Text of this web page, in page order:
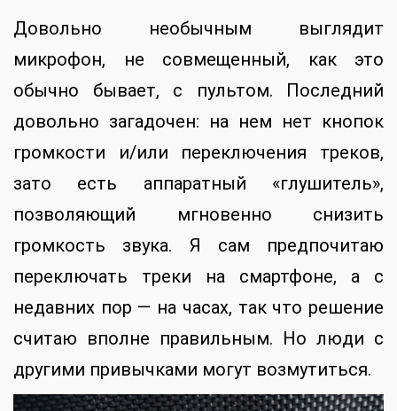
Довольно необычным выглядит
микрофон, не совмещенный, как это
обычно бывает, с пультом. Последний
довольно загадочен: на нем нет кнопок
громкости и/или переключения треков,
зато есть аппаратный «глушитель»,
позволяющий мгновенно снизить
громкость звука. Я сам предпочитаю
переключать треки на смартфоне, а с
недавних пор — на часах, так что решение
считаю вполне правильным. Но люди с
другими привычками могут возмутиться.